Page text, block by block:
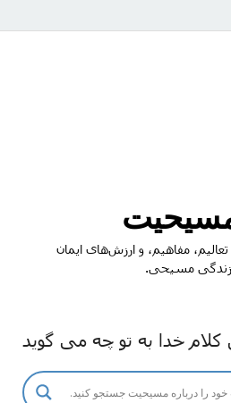
مسیحیت
مفاهیم، و ارزش‌های ایمان
مسیحی.
کلام خدا به تو چه می گوید